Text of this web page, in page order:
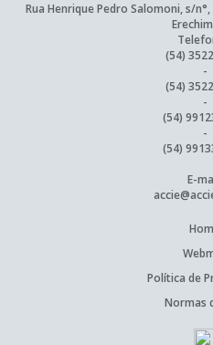
Rua Henrique Pedro Salomoni, s/
(54)
-
(54)
-
(54)
-
(54)
E-
Política de
Normas